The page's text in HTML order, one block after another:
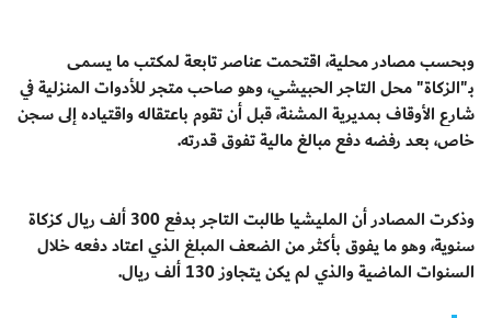
وبحسب مصادر محلية، اقتحمت عناصر تابعة لمكتب ما يسمى
بـ"الزكاة" محل التاجر الحبيشي، وهو صاحب متجر للأدوات المنزلية في
شارع الأوقاف بمديرية المشنة، قبل أن تقوم باعتقاله واقتياده إلى سجن
خاص، بعد رفضه دفع مبالغ مالية تفوق قدرته.
وذكرت المصادر أن المليشيا طالبت التاجر بدفع 300 ألف ريال كزكاة
سنوية، وهو ما يفوق بأكثر من الضعف المبلغ الذي اعتاد دفعه خلال
السنوات الماضية والذي لم يكن يتجاوز 130 ألف ريال.